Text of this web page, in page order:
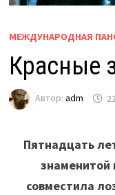
МЕЖДУНАРОДНАЯ
Красные
Автор: adm
Пятнадцать
знаменитой
совместила